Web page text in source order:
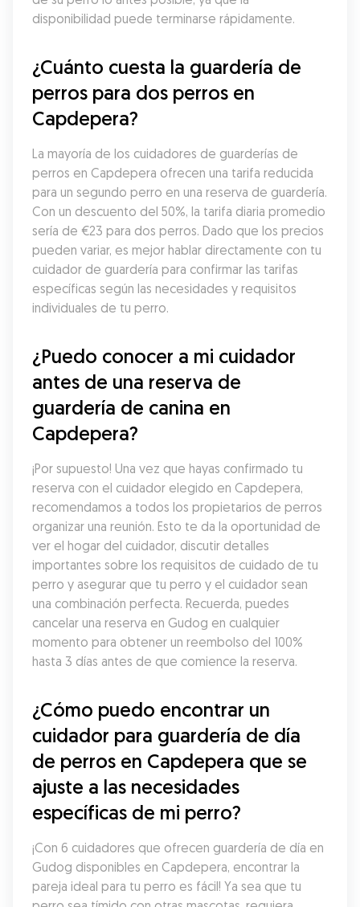
disponibilidad puede terminarse rápidamente.
¿Cuánto cuesta la guardería de
perros para dos perros en
Capdepera?
La mayoría de los cuidadores de guarderías de
perros en Capdepera ofrecen una tarifa reducida
para un segundo perro en una reserva de guardería.
Con un descuento del 50%, la tarifa diaria promedio
sería de €23 para dos perros. Dado que los precios
pueden variar, es mejor hablar directamente con tu
cuidador de guardería para confirmar las tarifas
específicas según las necesidades y requisitos
individuales de tu perro.
¿Puedo conocer a mi cuidador
antes de una reserva de
guardería de canina en
Capdepera?
¡Por supuesto! Una vez que hayas confirmado tu
reserva con el cuidador elegido en Capdepera,
recomendamos a todos los propietarios de perros
organizar una reunión. Esto te da la oportunidad de
ver el hogar del cuidador, discutir detalles
importantes sobre los requisitos de cuidado de tu
perro y asegurar que tu perro y el cuidador sean
una combinación perfecta. Recuerda, puedes
cancelar una reserva en Gudog en cualquier
momento para obtener un reembolso del 100%
hasta 3 días antes de que comience la reserva.
¿Cómo puedo encontrar un
cuidador para guardería de día
de perros en Capdepera que se
ajuste a las necesidades
específicas de mi perro?
¡Con 6 cuidadores que ofrecen guardería de día en
Gudog disponibles en Capdepera, encontrar la
pareja ideal para tu perro es fácil! Ya sea que tu